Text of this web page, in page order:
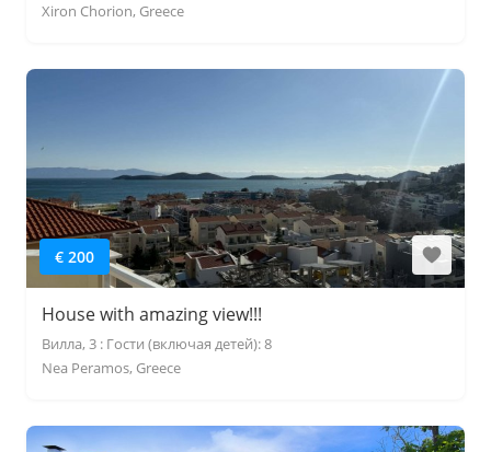
Xiron Chorion, Greece
€ 200
House with amazing view!!!
Вилла, 3 : Гости (включая детей): 8
Nea Peramos, Greece